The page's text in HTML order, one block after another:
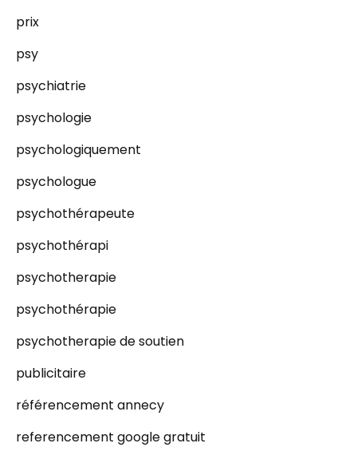
prix
psy
psychiatrie
psychologie
psychologiquement
psychologue
psychothérapeute
psychothérapi
psychotherapie
psychothérapie
psychotherapie de soutien
publicitaire
référencement annecy
referencement google gratuit